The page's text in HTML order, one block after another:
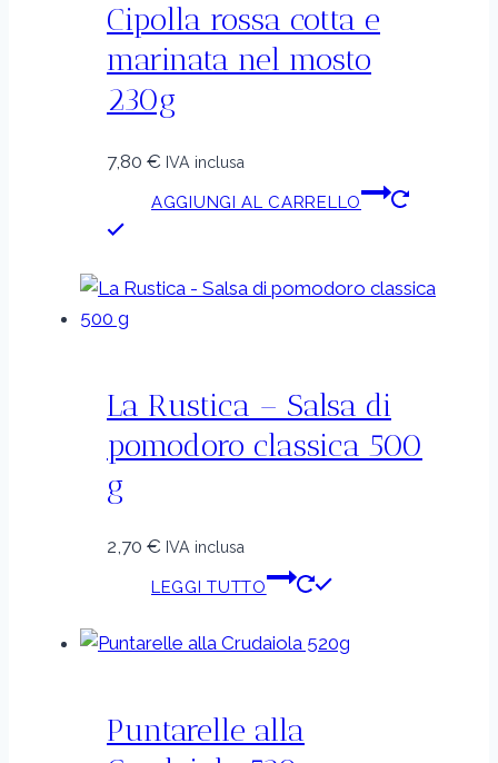
Cipolla rossa cotta e
marinata nel mosto
230g
7,80 € IVA inclusa
AGGIUNGI AL CARRELLO
La Rustica – Salsa di
pomodoro classica 500
g
2,70 € IVA inclusa
LEGGI TUTTO
Puntarelle alla